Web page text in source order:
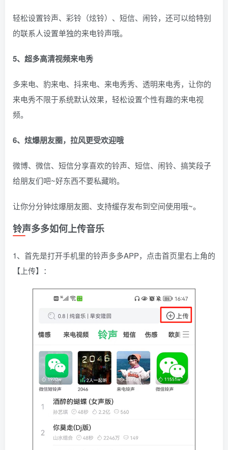
轻松设置铃声、彩铃（炫铃）、短信、闹铃，还可以给特别
的联系人设置单独的来电铃声哦。
5、超多高清视频来电秀
多来电、豹来电、抖来电、来电秀秀、透明来电秀，让你的
来电秀不限于系统默认效果，轻松设置个性有趣的来电视
频。
6、炫爆朋友圈，拉风更受欢迎哦
微博、微信、短信分享喜欢的铃声、短信、闹铃、搞笑段子
给朋友们吧~好东西不要私藏哟。
让你分分钟炫爆朋友圈、支持缓存发布到空间使用哦~。
铃声多多如何上传音乐
1、首先是打开手机里的铃声多多APP，点击首页里右上角的
【上传】：